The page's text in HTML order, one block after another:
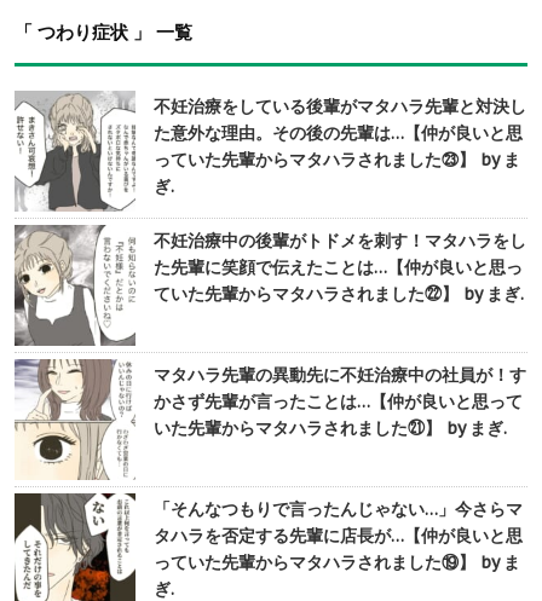
「 つわり症状 」 一覧
不妊治療をしている後輩がマタハラ先輩と対決し
た意外な理由。その後の先輩は…【仲が良いと思
っていた先輩からマタハラされました㉓】 by ま
ぎ.
不妊治療中の後輩がトドメを刺す！マタハラをし
た先輩に笑顔で伝えたことは…【仲が良いと思っ
ていた先輩からマタハラされました㉒】 by まぎ.
マタハラ先輩の異動先に不妊治療中の社員が！す
かさず先輩が言ったことは…【仲が良いと思って
いた先輩からマタハラされました㉑】 by まぎ.
「そんなつもりで言ったんじゃない…」今さらマ
タハラを否定する先輩に店長が…【仲が良いと思
っていた先輩からマタハラされました⑲】 by ま
ぎ.